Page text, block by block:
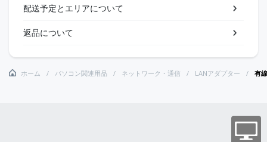
配送予定とエリアについて
返品について
ホーム パソコン関連用品 ネットワーク・通信 LANアダプター 有